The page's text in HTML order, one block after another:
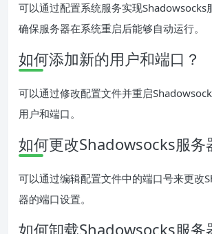
可以通过配置系统服务实现Shadowsocks
确保服务器在系统重启后能够自动运行。
如何添加新的用户和端口？
可以通过修改配置文件并重启
用户和端口。
如何更改Shadowsocks服务
可以通过编辑配置文件中的端口号来更改
器的端口设置。
如何卸载Shadowsocks服务